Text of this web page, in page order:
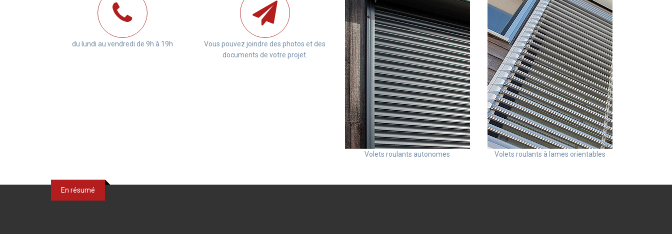
du lundi au vendredi de 9h à 19h
Vous pouvez joindre des photos et des
documents de votre projet.
Volets roulants autonomes Volets roulants à lames orientables
En résumé